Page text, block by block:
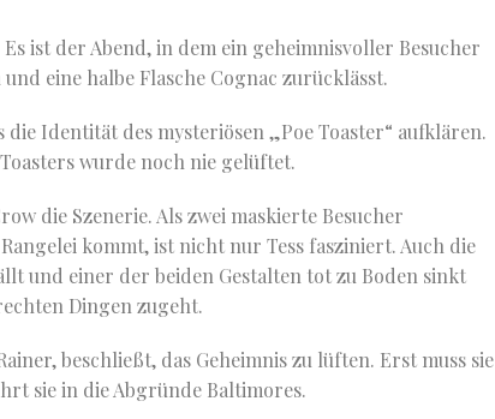
ist der Abend, in dem ein geheimnisvoller Besucher
eine halbe Flasche Cognac zurücklässt.
Identität des mysteriösen „Poe Toaster“ aufklären.
wurde noch nie gelüftet.
die Szenerie. Als zwei maskierte Besucher
kommt, ist nicht nur Tess fasziniert. Auch die
und einer der beiden Gestalten tot zu Boden sinkt
Dingen zugeht.
beschließt, das Geheimnis zu lüften. Erst muss sie
sie in die Abgründe Baltimores.